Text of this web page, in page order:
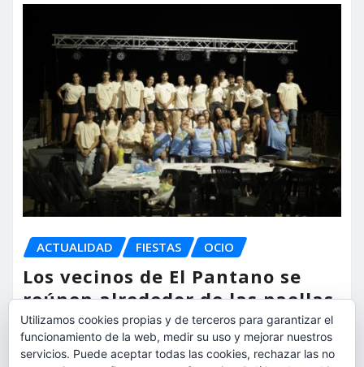
ACTUALIDAD FIESTAS OCIO
Los vecinos de El Pantano se
reúnen alrededor de las paellas
para celebrar sus fiestas
torrent al dia Ago 9, 2026
Utilizamos cookies propias y de terceros para garantizar el
funcionamiento de la web, medir su uso y mejorar nuestros
servicios. Puede aceptar todas las cookies, rechazar las no